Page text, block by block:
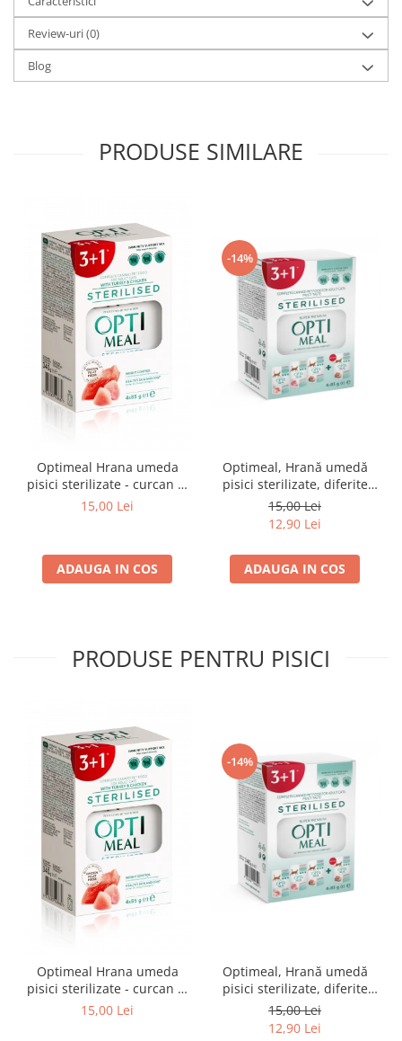
Review-uri(0)
Blog
PRODUSE SIMILARE
Optimeal Hrana umeda
pisici sterilizate - curcan si
pui in sos, set 3+1,
15,00 Lei
ADAUGA IN COS
-14%
Optimeal, Hrană umedă
pisici sterilizate, diferite
arome, (3+1), 0.34kg
15,00 Lei
12,90 Lei
ADAUGA IN COS
PRODUSE PENTRU PISICI
Optimeal Hrana umeda
pisici sterilizate - curcan si
pui in sos, set 3+1,
15,00 Lei
-14%
Optimeal, Hrană umedă
pisici sterilizate, diferite
arome, (3+1), 0.34kg
15,00 Lei
12,90 Lei